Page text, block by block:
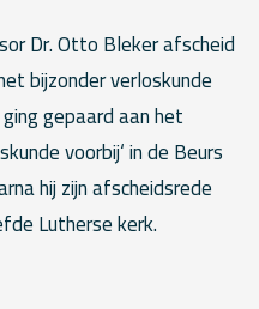
Dr. Otto Bleker afscheid
bijzonder verloskunde
gepaard aan het
voorbij‘ in de Beurs
hij zijn afscheidsrede
Lutherse kerk.